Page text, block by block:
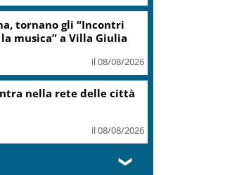
tornano gli “Incontri
musica” a Villa Giulia
il 08/08/2026
nella rete delle città
il 08/08/2026
❯